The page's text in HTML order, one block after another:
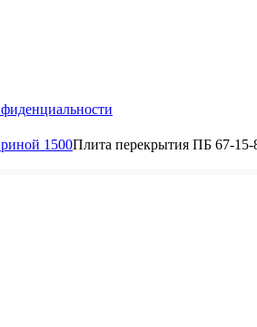
1500Плита перекрытия ПБ 67-15-